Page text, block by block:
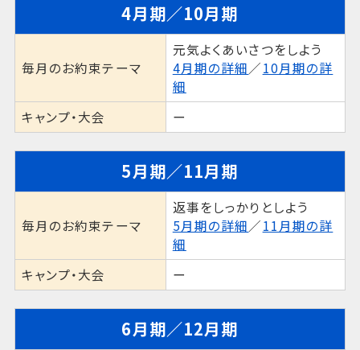
4月期／10月期
毎月のお約束テーマ
元気よくあいさつをしよう
4月期の詳細／10月期の詳
細
キャンプ・大会
ー
5月期／11月期
毎月のお約束テーマ
返事をしっかりとしよう
5月期の詳細／11月期の詳
細
キャンプ・大会
ー
6月期／12月期